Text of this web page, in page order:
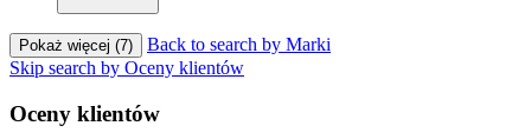
Pokaż więcej (7)
Back to search by Marki
Skip search by Oceny klientów
Oceny klientów